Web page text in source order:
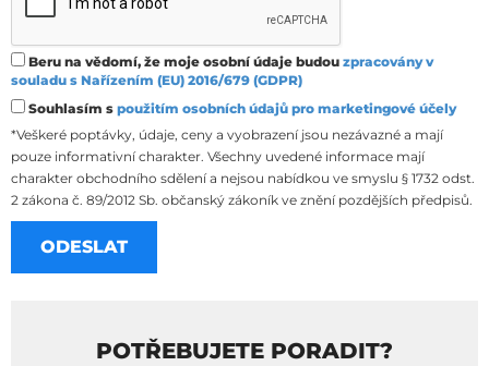
Beru na vědomí, že moje osobní údaje budou zpracovány v
souladu s Nařízením (EU) 2016/679 (GDPR)
Souhlasím s použitím osobních údajů pro marketingové účely
*Veškeré poptávky, údaje, ceny a vyobrazení jsou nezávazné a mají
pouze informativní charakter. Všechny uvedené informace mají
charakter obchodního sdělení a nejsou nabídkou ve smyslu § 1732 odst.
2 zákona č. 89/2012 Sb. občanský zákoník ve znění pozdějších předpisů.
POTŘEBUJETE PORADIT?